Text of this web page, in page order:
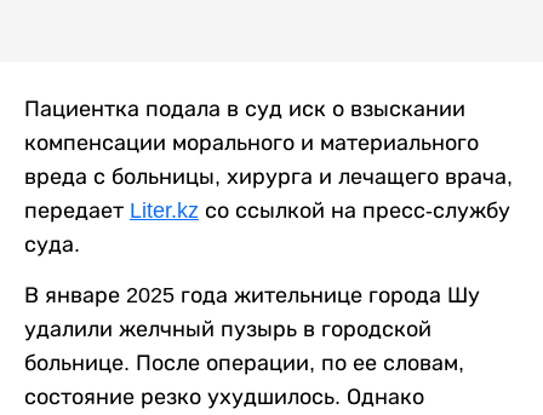
Пациентка подала в суд иск о взыскании
компенсации морального и материального
вреда с больницы, хирурга и лечащего врача,
передает Liter.kz со ссылкой на пресс-службу
суда.
В январе 2025 года жительнице города Шу
удалили желчный пузырь в городской
больнице. После операции, по ее словам,
состояние резко ухудшилось. Однако